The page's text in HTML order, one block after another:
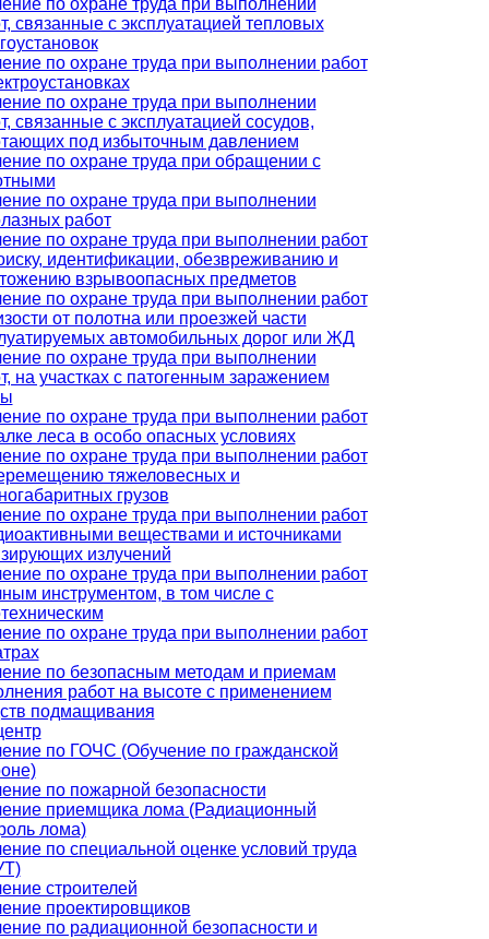
связанные с эксплуатацией тепловых
по охране труда при выполнении работ
по охране труда при выполнении
связанные с эксплуатацией сосудов,
под избыточным давлением
по охране труда при обращении с
по охране труда при выполнении
работ
по охране труда при выполнении работ
идентификации, обезвреживанию и
взрывоопасных предметов
по охране труда при выполнении работ
от полотна или проезжей части
автомобильных дорог или ЖД
по охране труда при выполнении
на участках с патогенным заражением
по охране труда при выполнении работ
леса в особо опасных условиях
по охране труда при выполнении работ
тяжеловесных и
грузов
по охране труда при выполнении работ
веществами и источниками
излучений
по охране труда при выполнении работ
инструментом, в том числе с
по охране труда при выполнении работ
по безопасным методам и приемам
работ на высоте с применением
подмащивания
по ГОЧС (Обучение по гражданской
по пожарной безопасности
приемщика лома (Радиационный
лома)
по специальной оценке условий труда
строителей
проектировщиков
по радиационной безопасности и